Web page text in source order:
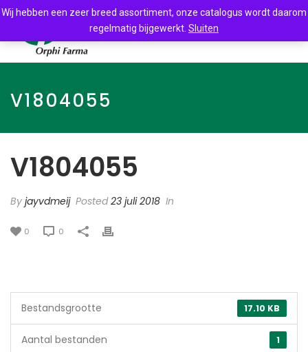
V1804055
V1804055
By jayvdmeij Posted23 juli 2018 In
0 0
17.10 KB
Bestandsgrootte
1
Aantal bestanden
Wij hebben een zeer breed assortiment, onze catalogus wordt daarom
regelmatig bijgewerkt. Sluiten